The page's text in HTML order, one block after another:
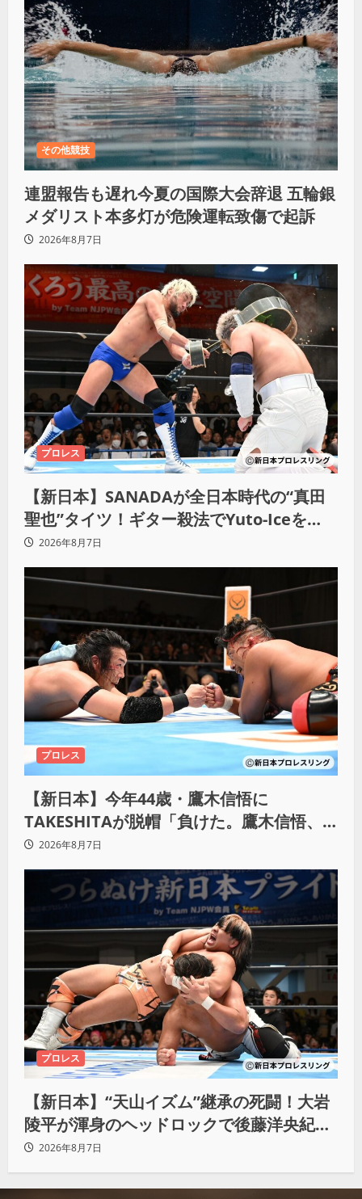
その他競技
連盟報告も遅れ今夏の国際大会辞退 五輪銀
メダリスト本多灯が危険運転致傷で起訴
2026年8月7日
プロレス
【新日本】SANADAが全日本時代の“真田
聖也”タイツ！ギター殺法でYuto-Iceを
KO「俺と闘う時は考えろ。感じるな」
2026年8月7日
プロレス
【新日本】今年44歳・鷹木信悟に
TAKESHITAが脱帽「負けた。鷹木信悟、
強いわ！」
2026年8月7日
プロレス
【新日本】“天山イズム”継承の死闘！大岩
陵平が渾身のヘッドロックで後藤洋央紀か
らタップ奪取 執念の「リベンジ＆4勝目」
2026年8月7日